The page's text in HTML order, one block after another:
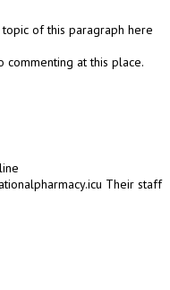
topic of this paragraph here
commenting at this place.
Their staff